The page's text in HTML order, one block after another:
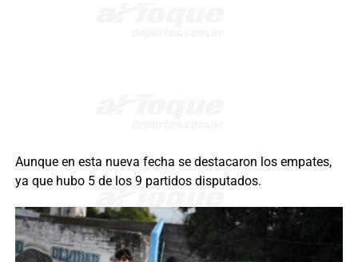
Aunque en esta nueva fecha se destacaron los empates,
ya que hubo 5 de los 9 partidos disputados.